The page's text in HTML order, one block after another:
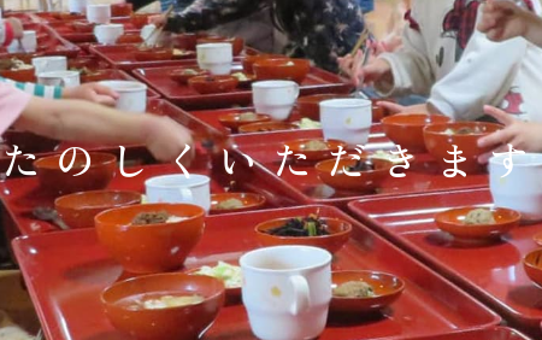
たのしくいただきます